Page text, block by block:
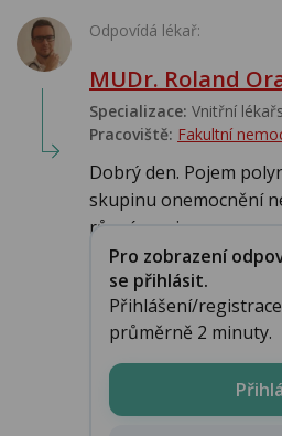
Odpovídá lékař:
MUDr. Roland
Specializace: Vnitřní
Pracoviště: Fakultní
Dobrý den. Pojem
skupinu onemocnění
různé – zejm...
Pro zobrazení
se přihlásit.
Přihlášení/
průměrně 2 minuty.